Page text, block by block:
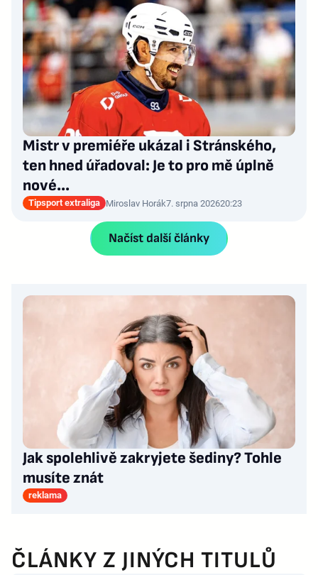
Mistr v premiéře ukázal i Stránského,
ten hned úřadoval: Je to pro mě úplně
nové…
Tipsport extraliga Miroslav Horák7. srpna 202620:23
Načíst další články
Jak spolehlivě zakryjete šediny? Tohle
musíte znát
reklama
ČLÁNKY Z JINÝCH TITULŮ